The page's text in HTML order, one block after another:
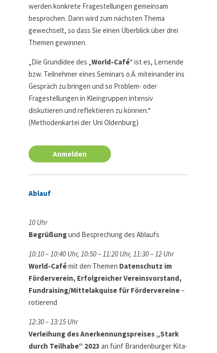
werden konkrete Fragestellungen gemeinsam
besprochen. Dann wird zum nächsten Thema
gewechselt, so dass Sie einen Überblick über drei
Themen gewinnen.
„Die Grundidee des „World-Café“ ist es, Lernende
bzw. Teilnehmer eines Seminars o.Ä. miteinander ins
Gespräch zu bringen und so Problem- oder
Fragestellungen in Kleingruppen intensiv
diskutieren und reflektieren zu können.“
(Methodenkartei der Uni Oldenburg)
Anmelden
Ablauf
10 Uhr
Begrüßungund Besprechung des Ablaufs
10:10 – 10:40 Uhr, 10:50 – 11:20 Uhr, 11:30 – 12 Uhr
World-Cafémit den Themen Datenschutz im
Förderverein, Erfolgreicher Vereinsvorstand,
Fundraising/Mittelakquise für Fördervereine–
rotierend
12:30 – 13:15 Uhr
Verleihung des Anerkennungspreises „Stark
durch Teilhabe“ 2023 an fünf Brandenburger Kita-